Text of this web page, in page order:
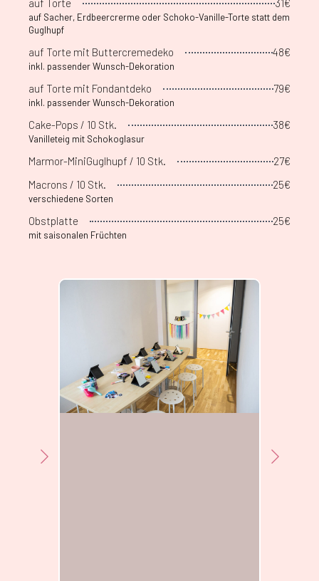
auf Torte 31€
auf Sacher, Erdbeercrerme oder Schoko-Vanille-Torte statt dem
Guglhupf
auf Torte mit Buttercremedeko 48€
inkl. passender Wunsch-Dekoration
auf Torte mit Fondantdeko 79€
inkl. passender Wunsch-Dekoration
Cake-Pops / 10 Stk. 38€
Vanilleteig mit Schokoglasur
Marmor-MiniGuglhupf / 10 Stk.
27€
Macrons / 10 Stk.
25€
verschiedene Sorten
Obstplatte 25€
mit saisonalen Früchten